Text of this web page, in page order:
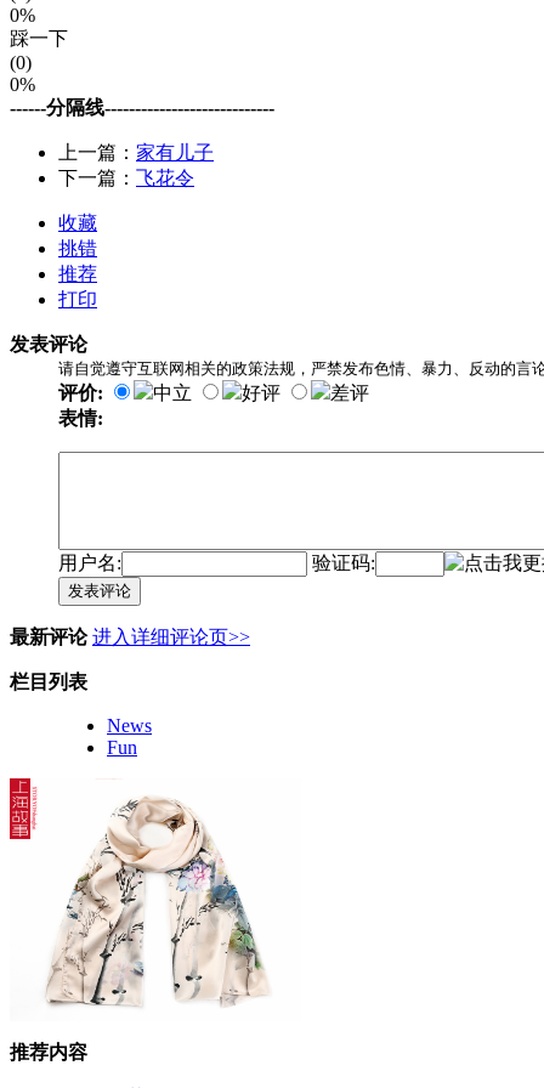
0%
踩一下
(0)
0%
------分隔线----------------------------
上一篇： 家有儿子
下一篇： 飞花令
收藏
挑错
推荐
打印
发表评论
请自觉遵守互联网相关的政策法规，严禁发布色情、暴力、反动的言
评价: 中立 好评
差评
表情:
用户名: 验证码:
发表评论
最新评论 进入详细评论页>>
栏目列表
News
Fun
推荐内容